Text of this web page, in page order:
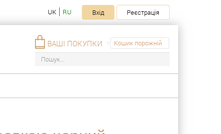
UK RU Вхід Реєстрація
Кошик порожній
ВАШІ ПОКУПКИ